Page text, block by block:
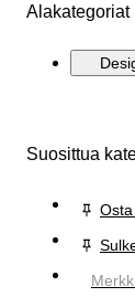
Alakategoriat
Suosittua
Merkki